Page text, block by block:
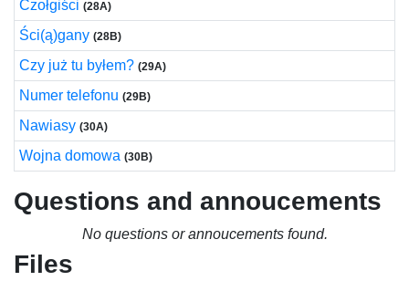
Czołgiści (28A)
Ści(ą)gany (28B)
Czy już tu byłem? (29A)
Numer telefonu (29B)
Nawiasy (30A)
Wojna domowa (30B)
Questions and annoucements
No questions or annoucements found.
Files